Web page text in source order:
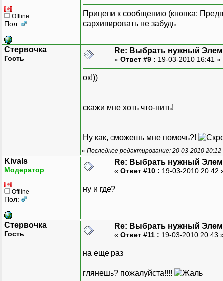
Offline
Пол:
Прицепи к сообщению (кнопка:
сархивировать не забудь
Стервочка
Гость
Re: Выбрать нужный
« Ответ #9 : 19-03-2010 16:41 »
ок!))
скажи мне хоть что-нить!
Ну как, сможешь мне помочь?!
« Последнее редактирование: 20-03-2010
Kivals
Модератор
Offline
Пол:
Re: Выбрать нужный
« Ответ #10 : 19-03-2010 20:42
ну и где?
Стервочка
Гость
Re: Выбрать нужный
« Ответ #11 : 19-03-2010 20:43
на еще раз
глянешь? пожалуйста!!!!